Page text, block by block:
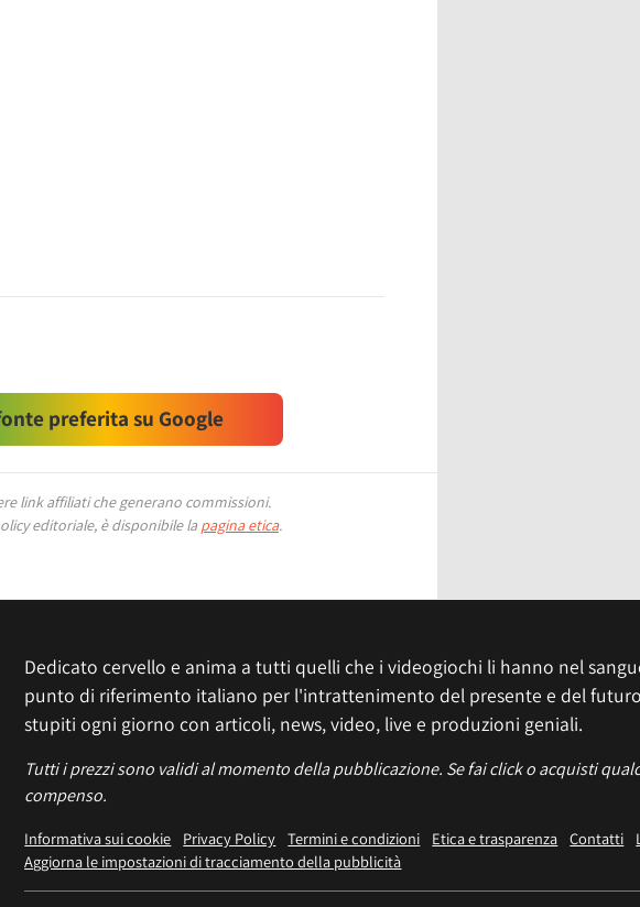
preferita su Google
link affiliati che generano commissioni.
editoriale, è disponibile la pagina etica.
Dedicato cervello e anima a tutti quelli che i videogiochi li hanno nel
punto di riferimento italiano per l'intrattenimento del presente e del
stupiti ogni giorno con articoli, news, video, live e produzioni geniali.
Tutti i prezzi sono validi al momento della pubblicazione. Se fai click o acquisti
compenso.
Informativa sui cookie Privacy Policy Termini e condizioni Etica e trasparenza Contatti
Aggiorna le impostazioni di tracciamento della pubblicità